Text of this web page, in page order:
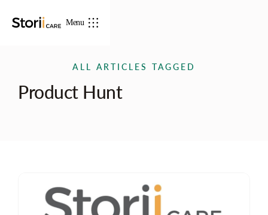
Menu
ALL ARTICLES TAGGED
Product Hunt